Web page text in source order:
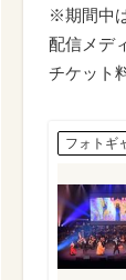
※期間中
配信メデ
チケット
フォトギ